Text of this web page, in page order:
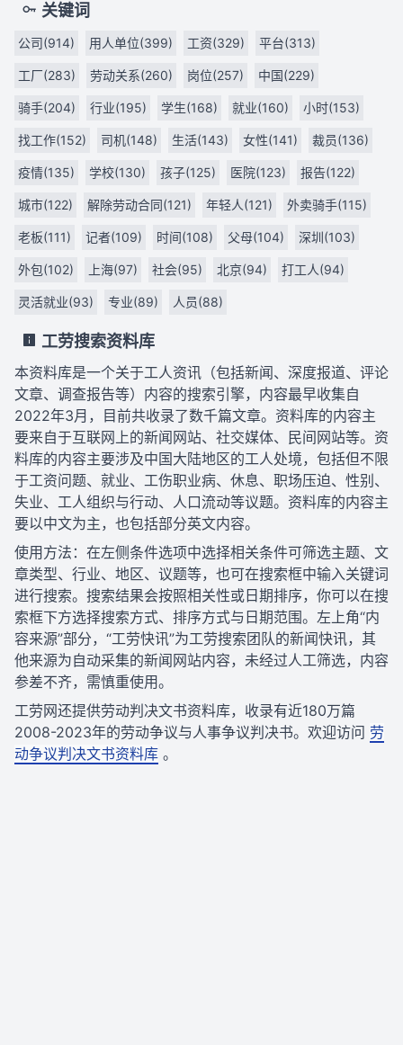
关键词
公司(914) 用人单位(399) 工资(329) 平台(313)
工厂(283) 劳动关系(260) 岗位(257) 中国(229)
骑手(204) 行业(195) 学生(168) 就业(160) 小时(153)
找工作(152) 司机(148) 生活(143) 女性(141) 裁员(136)
疫情(135) 学校(130) 孩子(125) 医院(123) 报告(122)
城市(122) 解除劳动合同(121) 年轻人(121) 外卖骑手(115)
老板(111) 记者(109) 时间(108) 父母(104) 深圳(103)
外包(102) 上海(97) 社会(95) 北京(94) 打工人(94)
灵活就业(93) 专业(89) 人员(88)
工劳搜索资料库
本资料库是一个关于工人资讯（包括新闻、深度报道、评论
文章、调查报告等）内容的搜索引擎，内容最早收集自
2022年3月，目前共收录了数千篇文章。资料库的内容主
要来自于互联网上的新闻网站、社交媒体、民间网站等。资
料库的内容主要涉及中国大陆地区的工人处境，包括但不限
于工资问题、就业、工伤职业病、休息、职场压迫、性别、
失业、工人组织与行动、人口流动等议题。资料库的内容主
要以中文为主，也包括部分英文内容。
使用方法：在左侧条件选项中选择相关条件可筛选主题、文
章类型、行业、地区、议题等，也可在搜索框中输入关键词
进行搜索。搜索结果会按照相关性或日期排序，你可以在搜
索框下方选择搜索方式、排序方式与日期范围。左上角“内
容来源”部分，“工劳快讯”为工劳搜索团队的新闻快讯，其
他来源为自动采集的新闻网站内容，未经过人工筛选，内容
参差不齐，需慎重使用。
工劳网还提供劳动判决文书资料库，收录有近180万篇
2008-2023年的劳动争议与人事争议判决书。欢迎访问 劳
动争议判决文书资料库 。